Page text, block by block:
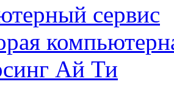
сервис
Ай Ти